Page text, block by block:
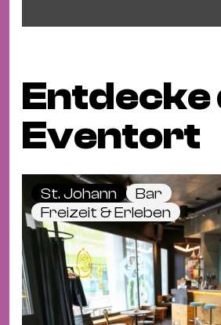
Entdecke
Eventort
St. Johann
Bar
Freizeit & Erleben